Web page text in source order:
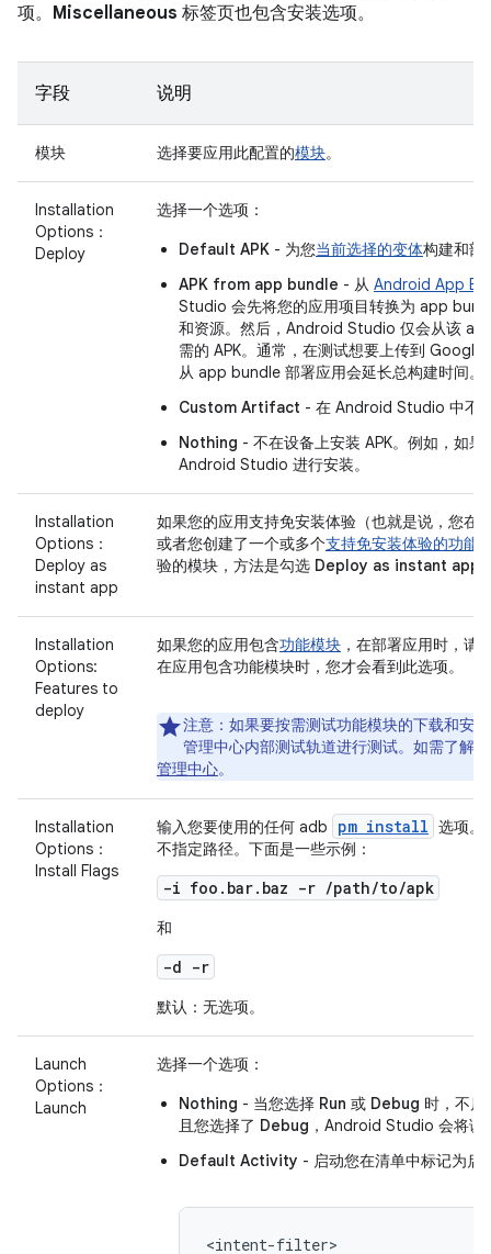
项。 Miscellaneous 标签页也包含安装选项。
字段 说明
模块 选择要应用此配置的模块。
Installation
Options：
Deploy
选择一个选项：
Default APK - 为您当前选择的变体构建和部
APK from app bundle - 从 Android App
Studio 会先将您的应用项目转换为 app
和资源。然后，Android Studio 仅会从该
需的 APK。通常，在测试想要上传到
从 app bundle 部署应用会延长总构建时间。
Custom Artifact - 在 Android Studio 中不
Nothing - 不在设备上安装 APK。例如，如
Android Studio 进行安装。
Installation
Options：
Deploy as
instant app
如果您的应用支持免安装体验（也就是说，您在
或者您创建了一个或多个支持免安装体验的功能
验的模块，方法是勾选 Deploy as instant app
Installation
Options:
Features to
deploy
如果您的应用包含功能模块 ，在部署应用时，请
在应用包含功能模块时，您才会看到此选项。
注意 ：如果要按需测试功能模块的下载和安
管理中心内部测试轨道进行测试。如需了解
管理中心。
Installation
Options：
Install Flags
输入您要使用的任何 adb pm install 选项。
不指定路径。下面是一些示例：
-i foo.bar.baz -r /path/to/apk
和
-d -r
默认：无选项。
Launch
Options：
Launch
选择一个选项：
Nothing - 当您选择 Run 或 Debug 时，不启
且您选择了 Debug ，Android Studio 会将调
Default Activity - 启动您在清单中标记为